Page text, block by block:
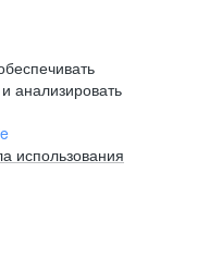
анализировать
использования